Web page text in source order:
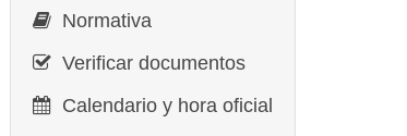
Normativa
Verificar documentos
Calendario y hora oficial